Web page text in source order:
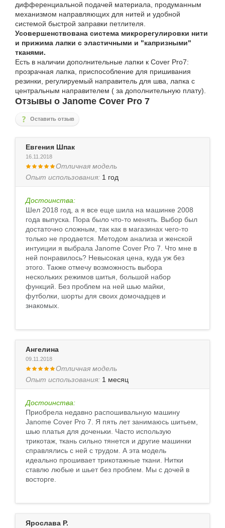
дифференциальной подачей материала, продуманным
механизмом направляющих для нитей и удобной
системой быстрой заправки петлителя.
Усовершенствована система микрорегулировки нити
и прижима лапки с эластичными и "капризными"
тканями.
Есть в наличии дополнительные лапки к Cover Pro7:
прозрачная лапка, приспособление для пришивания
резинки, регулируемый направитель для шва, лапка с
центральным направителем ( за дополнительную плату).
Отзывы о Janome Cover Pro 7
Оставить отзыв
Евгения Шпак
16.11.2018
Отличная модель
Опыт использования: 1 год
Достоинства:
Шел 2018 год, а я все еще шила на машинке 2008
года выпуска. Пора было что-то менять. Выбор был
достаточно сложным, так как в магазинах чего-то
только не продается. Методом анализа и женской
интуиции я выбрала Janome Cover Pro 7. Что мне в
ней понравилось? Невысокая цена, куда уж без
этого. Также отмечу возможность выбора
нескольких режимов шитья, большой набор
функций. Без проблем на ней шью майки,
футболки, шорты для своих домочадцев и
знакомых.
Ангелина
09.11.2018
Отличная модель
Опыт использования: 1 месяц
Достоинства:
Приобрела недавно распошивальную машину
Janome Cover Pro 7. Я пять лет занимаюсь шитьем,
шью платья для доченьки. Часто использую
трикотаж, ткань сильно тянется и другие машинки
справлялись с ней с трудом. А эта модель
идеально прошивает трикотажные ткани. Нитки
ставлю любые и шьет без проблем. Мы с дочей в
восторге.
Ярослава Р.